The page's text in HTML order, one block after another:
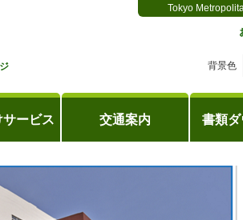
Tokyo
ービス 交通案内 書類
背景色